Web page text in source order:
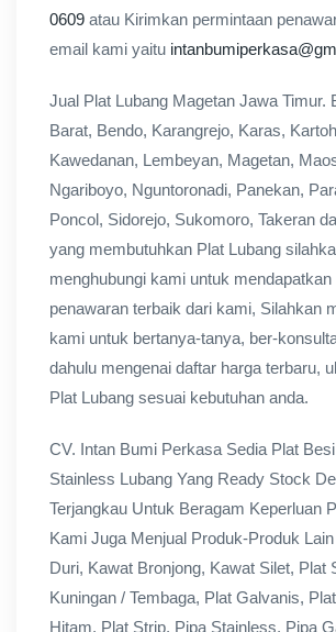
0609 atau Kirimkan permintaan
email kami yaitu
Jual Plat Lubang Magetan Jawa Timur.
Barat, Bendo, Karangrejo, Karas,
Kawedanan, Lembeyan, Magetan,
Ngariboyo, Nguntoronadi, Panekan,
Poncol, Sidorejo, Sukomoro, Takeran
yang membutuhkan Plat Lubang
menghubungi kami untuk mendapatkan
penawaran terbaik dari kami, Silahkan
kami untuk bertanya-tanya, ber-
dahulu mengenai daftar harga terbaru,
Plat Lubang sesuai kebutuhan anda.
CV. Intan Bumi Perkasa Sedia Plat
Stainless Lubang Yang Ready Stock
Terjangkau Untuk Beragam Keperluan
Kami Juga Menjual Produk-Produk
Duri, Kawat Bronjong, Kawat Silet, Plat
Kuningan / Tembaga, Plat Galvanis,
Hitam, Plat Strip, Pipa Stainless, Pipa